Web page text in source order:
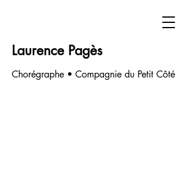
Laurence Pagès
Chorégraphe • Compagnie du Petit Côté